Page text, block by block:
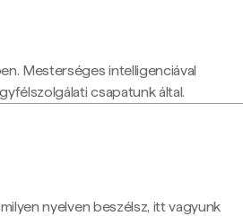
Mesterséges intelligenciával
csapatunk által.
nyelven beszélsz, itt vagyunk